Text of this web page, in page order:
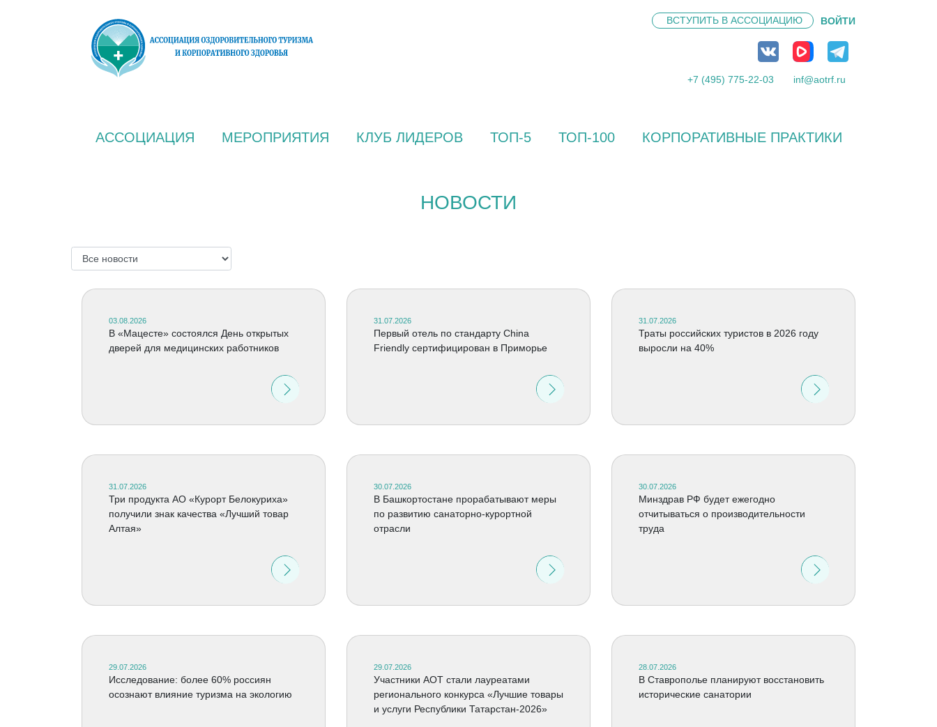
ВСТУПИТЬ В АССОЦИАЦИЮ ВОЙТИ
+7 (495) 775-22-03 inf@aotrf.ru
АССОЦИАЦИЯ МЕРОПРИЯТИЯ КЛУБ ЛИДЕРОВ ТОП-5 ТОП-100 КОРПОРАТИВНЫЕ ПРАКТИКИ
НОВОСТИ
03.08.2026
В «Мацесте» состоялся День открытых
дверей для медицинских работников
31.07.2026
Первый отель по стандарту China
Friendly сертифицирован в Приморье
31.07.2026
Траты российских туристов в 2026 году
выросли на 40%
31.07.2026
Три продукта АО «Курорт Белокуриха»
получили знак качества «Лучший товар
Алтая»
30.07.2026
В Башкортостане прорабатывают меры
по развитию санаторно-курортной
отрасли
30.07.2026
Минздрав РФ будет ежегодно
отчитываться о производительности
труда
29.07.2026
Исследование: более 60% россиян
осознают влияние туризма на экологию
29.07.2026
Участники АОТ стали лауреатами
регионального конкурса «Лучшие товары
и услуги Республики Татарстан-2026»
28.07.2026
В Ставрополье планируют восстановить
исторические санатории